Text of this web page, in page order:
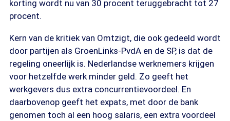
korting wordt nu van 30 procent teruggebracht tot 27
procent.
Kern van de kritiek van Omtzigt, die ook gedeeld wordt
door partijen als GroenLinks-PvdA en de SP, is dat de
regeling oneerlijk is. Nederlandse werknemers krijgen
voor hetzelfde werk minder geld. Zo geeft het
werkgevers dus extra concurrentievoordeel. En
daarbovenop geeft het expats, met door de bank
genomen toch al een hoog salaris, een extra voordeel